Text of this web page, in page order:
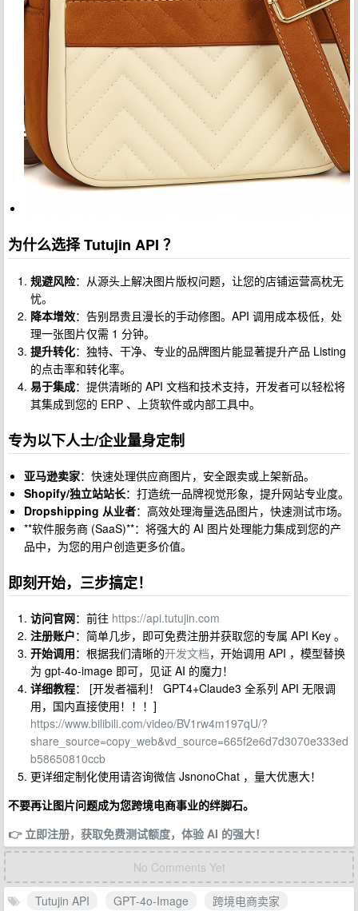
为什么选择 Tutujin API ？
规避风险：从源头上解决图片版权问题，让您的店铺运营高枕无
忧。
降本增效：告别昂贵且漫长的手动修图。API 调用成本极低，处
理一张图片仅需 1 分钟。
提升转化：独特、干净、专业的品牌图片能显著提升产品 Listing
的点击率和转化率。
易于集成：提供清晰的 API 文档和技术支持，开发者可以轻松将
其集成到您的 ERP 、上货软件或内部工具中。
专为以下人士/企业量身定制
亚马逊卖家：快速处理供应商图片，安全跟卖或上架新品。
Shopify/独立站站长：打造统一品牌视觉形象，提升网站专业度。
Dropshipping 从业者：高效处理海量选品图片，快速测试市场。
**软件服务商 (SaaS)**：将强大的 AI 图片处理能力集成到您的产
品中，为您的用户创造更多价值。
即刻开始，三步搞定！
访问官网：前往 https://api.tutujin.com
注册账户：简单几步，即可免费注册并获取您的专属 API Key 。
开始调用：根据我们清晰的开发文档，开始调用 API ，模型替换
为 gpt-4o-image 即可，见证 AI 的魔力！
详细教程： [开发者福利！ GPT4+Claude3 全系列 API 无限调
用，国内直接使用！！！]
https://www.bilibili.com/video/BV1rw4m197qU/?
share_source=copy_web&vd_source=665f2e6d7d3070e333ed
b58650810ccb
更详细定制化使用请咨询微信 JsnonoChat ，量大优惠大！
不要再让图片问题成为您跨境电商事业的绊脚石。
👉 立即注册，获取免费测试额度，体验 AI 的强大！
No Comments Yet
Tutujin API GPT-4o-Image 跨境电商卖家